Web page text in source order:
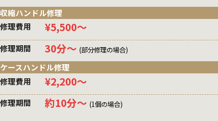
収縮ハンドル修理
修理費用
¥5,500〜
修理期間 30分〜 (部分修理の場合)
ケースハンドル修理
修理費用
¥2,200〜
修理期間 約10分〜 (1個の場合)